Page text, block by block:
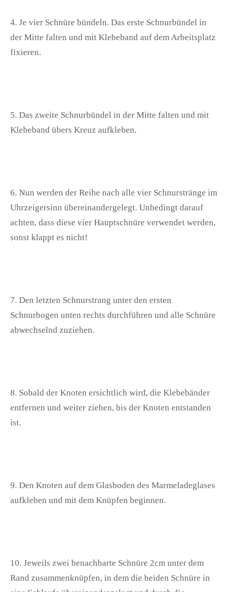
4. Je vier Schnüre bündeln. Das erste Schnurbündel in
der Mitte falten und mit Klebeband auf dem Arbeitsplatz
fixieren.
5. Das zweite Schnurbündel in der Mitte falten und mit
Klebeband übers Kreuz aufkleben.
6. Nun werden der Reihe nach alle vier Schnurstränge im
Uhrzeigersinn übereinandergelegt. Unbedingt darauf
achten, dass diese vier Hauptschnüre verwendet werden,
sonst klappt es nicht!
7. Den letzten Schnurstrang unter den ersten
Schnurbogen unten rechts durchführen und alle Schnüre
abwechselnd zuziehen.
8. Sobald der Knoten ersichtlich wird, die Klebebänder
entfernen und weiter ziehen, bis der Knoten entstanden
ist.
9. Den Knoten auf dem Glasboden des Marmeladeglases
aufkleben und mit dem Knüpfen beginnen.
10. Jeweils zwei benachbarte Schnüre 2cm unter dem
Rand zusammenknüpfen, in dem die beiden Schnüre in